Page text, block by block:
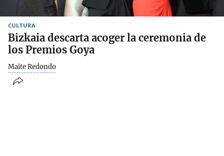
CULTURA
Bizkaia descarta acoger la ceremonia de
los Premios Goya
Maite Redondo